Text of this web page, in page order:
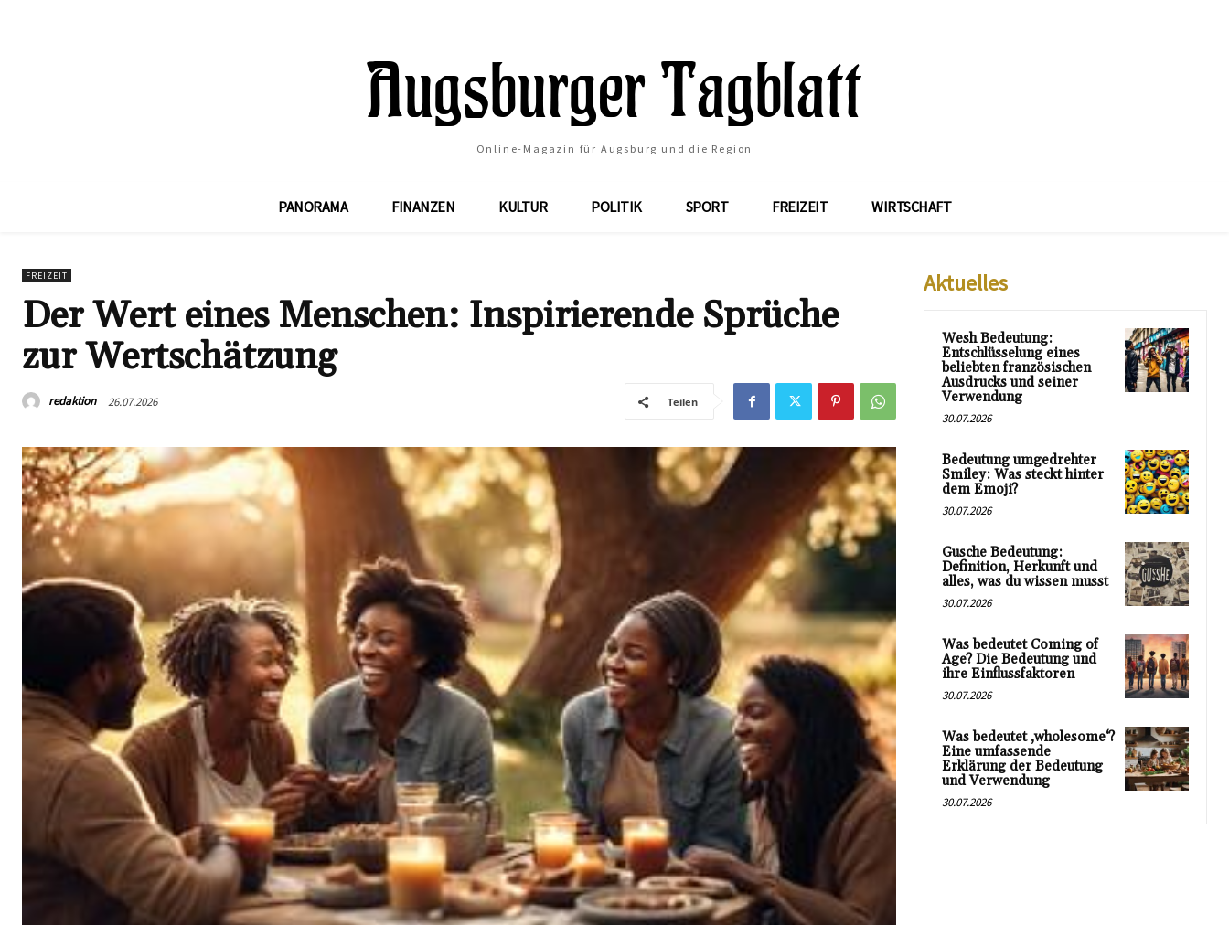
Online-Magazin für Augsburg und die Region
PANORAMA FINANZEN KULTUR POLITIK SPORT FREIZEIT WIRTSCHAFT
FREIZEIT
Der Wert eines Menschen: Inspirierende Sprüche
zur Wertschätzung
redaktion 26.07.2026 Teilen
Aktuelles
Wesh Bedeutung:
Entschlüsselung eines
beliebten französischen
Ausdrucks und seiner
Verwendung
30.07.2026
Bedeutung umgedrehter
Smiley: Was steckt hinter
dem Emoji?
30.07.2026
Gusche Bedeutung:
Definition, Herkunft und
alles, was du wissen musst
30.07.2026
Was bedeutet Coming of
Age? Die Bedeutung und
ihre Einflussfaktoren
30.07.2026
Was bedeutet ‚wholesome‘?
Eine umfassende
Erklärung der Bedeutung
und Verwendung
30.07.2026